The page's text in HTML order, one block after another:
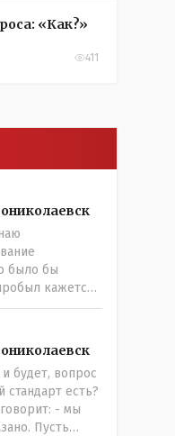
«Как?»
411
было бы
кажется
версии
Костанай.
версии, стал
здесь
будет, вопрос
есть?
- мы
Пусть